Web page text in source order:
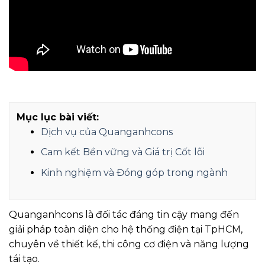
Mục lục bài viết:
Dịch vụ của Quanganhcons
Cam kết Bền vững và Giá trị Cốt lõi
Kinh nghiệm và Đóng góp trong ngành
Quanganhcons là đối tác đáng tin cậy mang đến
giải pháp toàn diện cho hệ thống điện tại TpHCM,
chuyên về thiết kế, thi công cơ điện và năng lượng
tái tạo.